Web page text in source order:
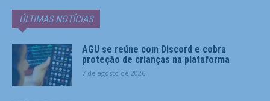
ÚLTIMAS NOTÍCIAS
AGU se reúne com Discord e cobra
proteção de crianças na plataforma
7 de agosto de 2026